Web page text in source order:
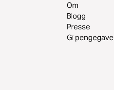
Om
Blogg
Presse
Gi pengegave